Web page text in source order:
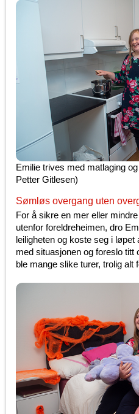
Emilie trives med matlaging
Petter Gitlesen)
Sømløs overgang uten
For å sikre en mer eller
utenfor foreldreheimen, dro
leiligheten og koste seg i
med situasjonen og foreslo titt
ble mange slike turer, trolig alt